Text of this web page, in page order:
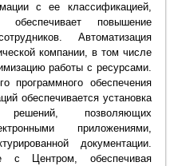
с ее классификацией,
обеспечивает повышение
Автоматизация
компании, в том числе
работы с ресурсами.
программного обеспечения
обеспечивается установка
позволяющих
приложениями,
документации.
с Центром, обеспечивая